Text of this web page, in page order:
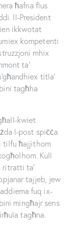
ħafna flus
Il-President
ikkwotat
kompetenti
mhix
ta’
titla’
tagħha
kwiet
l-post spiċċa
tilfu ħajjithom
Kull
ritratti ta’
tajjeb, jew
fuq ix-
mingħajr sens
tagħna.